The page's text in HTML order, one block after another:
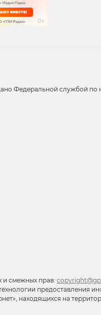
Федеральной службой по
и смежных прав:
предоставления
находящихся на